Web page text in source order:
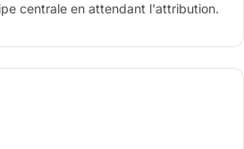
centrale en attendant l'attribution.